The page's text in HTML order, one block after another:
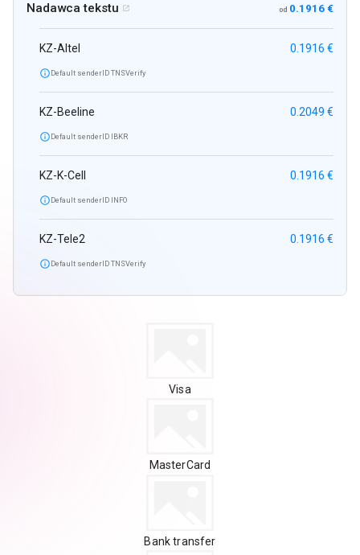
Nadawca tekstu  od 0.1916 €
KZ-Altel 0.1916 €
Default senderID TNSVerify
KZ-Beeline 0.2049 €
Default senderID IBKR
KZ-K-Cell 0.1916 €
Default senderID INFO
KZ-Tele2 0.1916 €
Default senderID TNSVerify
Visa
MasterCard
Bank transfer